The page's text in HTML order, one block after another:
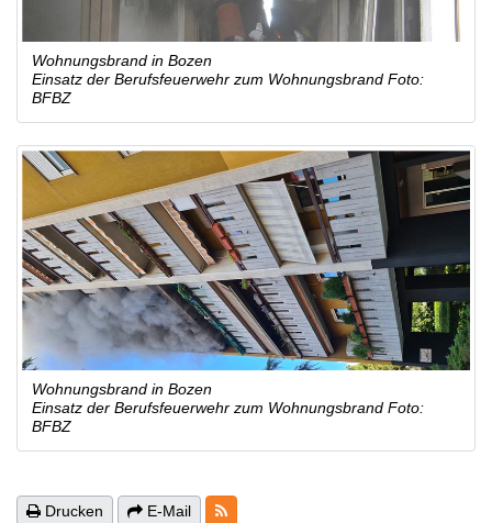
Wohnungsbrand in Bozen
Einsatz der Berufsfeuerwehr zum Wohnungsbrand Foto:
BFBZ
Wohnungsbrand in Bozen
Einsatz der Berufsfeuerwehr zum Wohnungsbrand Foto:
BFBZ
Drucken E-Mail RSS-Feeds